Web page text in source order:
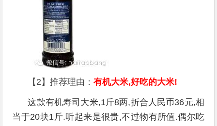
【2】推荐理由：有机大米,好吃的大米!
这款有机寿司大米,1斤8两,折合人民币36元,相
当于20块1斤.听起来是很贵,不过物有所值.偶尔吃